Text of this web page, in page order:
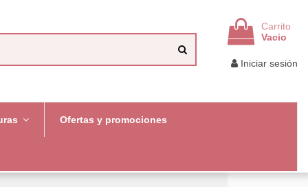
Carrito
Vacio
Iniciar sesión
Ofertas y promociones